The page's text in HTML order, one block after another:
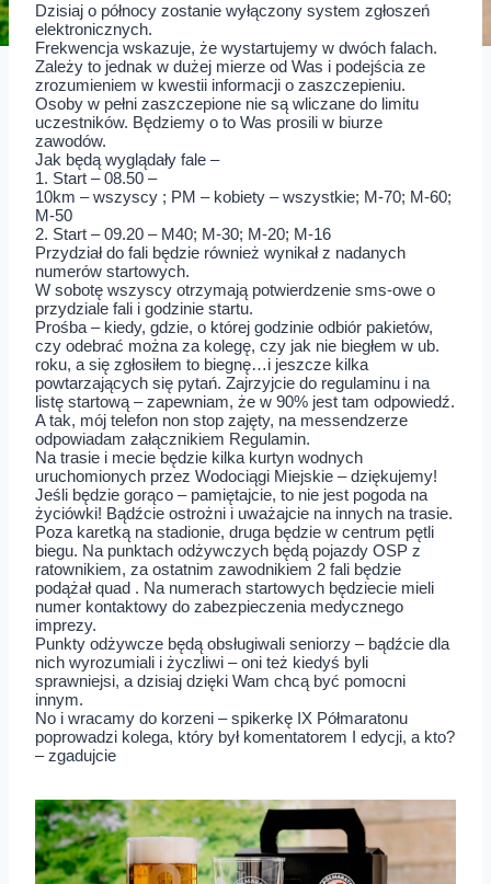
Dzisiaj o północy zostanie wyłączony system zgłoszeń
elektronicznych.
Frekwencja wskazuje, że wystartujemy w dwóch falach.
Zależy to jednak w dużej mierze od Was i podejścia ze
zrozumieniem w kwestii informacji o zaszczepieniu.
Osoby w pełni zaszczepione nie są wliczane do limitu
uczestników. Będziemy o to Was prosili w biurze
zawodów.
Jak będą wyglądały fale –
1. Start – 08.50 –
10km – wszyscy ; PM – kobiety – wszystkie; M-70; M-60;
M-50
2. Start – 09.20 – M40; M-30; M-20; M-16
Przydział do fali będzie również wynikał z nadanych
numerów startowych.
W sobotę wszyscy otrzymają potwierdzenie sms-owe o
przydziale fali i godzinie startu.
Prośba – kiedy, gdzie, o której godzinie odbiór pakietów,
czy odebrać można za kolegę, czy jak nie biegłem w ub.
roku, a się zgłosiłem to biegnę…i jeszcze kilka
powtarzających się pytań. Zajrzyjcie do regulaminu i na
listę startową – zapewniam, że w 90% jest tam odpowiedź.
A tak, mój telefon non stop zajęty, na messendzerze
odpowiadam załącznikiem Regulamin.
Na trasie i mecie będzie kilka kurtyn wodnych
uruchomionych przez Wodociągi Miejskie – dziękujemy!
Jeśli będzie gorąco – pamiętajcie, to nie jest pogoda na
życiówki! Bądźcie ostrożni i uważajcie na innych na trasie.
Poza karetką na stadionie, druga będzie w centrum pętli
biegu. Na punktach odżywczych będą pojazdy OSP z
ratownikiem, za ostatnim zawodnikiem 2 fali będzie
podążał quad . Na numerach startowych będziecie mieli
numer kontaktowy do zabezpieczenia medycznego
imprezy.
Punkty odżywcze będą obsługiwali seniorzy – bądźcie dla
nich wyrozumiali i życzliwi – oni też kiedyś byli
sprawniejsi, a dzisiaj dzięki Wam chcą być pomocni
innym.
No i wracamy do korzeni – spikerkę IX Półmaratonu
poprowadzi kolega, który był komentatorem I edycji, a kto?
– zgadujcie